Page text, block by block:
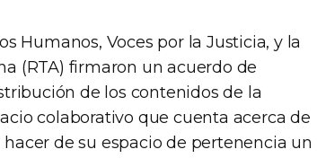
Humanos, Voces por la Justicia, y la
(RTA) firmaron un acuerdo de
de los contenidos de la
colaborativo que cuenta acerca de
de su espacio de pertenencia un